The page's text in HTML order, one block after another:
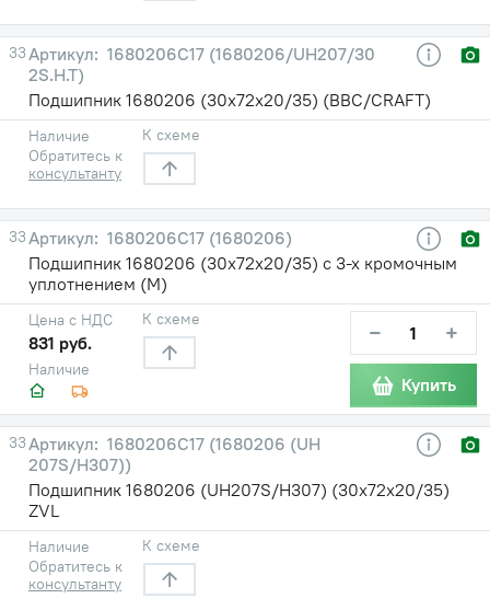
33
1680206С17 (1680206/UH207/30
2S.H.T)
Подшипник 1680206 (30х72х20/35) (BBC/CRAFT)
Наличие
Обратитесь к
консультанту
К схеме
33
1680206С17 (1680206)
Подшипник 1680206 (30х72х20/35) с 3-х кромочным
уплотнением (М)
Наличие
Цена с НДС
831 руб.
К схеме − +
Купить
33
1680206С17 (1680206 (UH
207S/H307))
Подшипник 1680206 (UH207S/H307) (30х72х20/35)
ZVL
Наличие
Обратитесь к
консультанту
К схеме